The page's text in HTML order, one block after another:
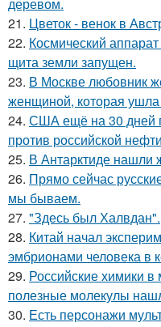
21. Цветок - венок в
22. Космический
щита земли запущен.
23. В Москве любовник
женщиной, которая
24. США ещё на 30 дней
против российской
25. В Антарктиде нашли
26. Прямо сейчас
мы бываем.
27. "Здесь был Халвдан".
28. Китай начал
эмбрионами человека в
29. Российские химики
полезные молекулы
30. Есть персонажи